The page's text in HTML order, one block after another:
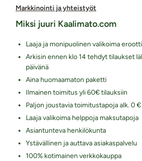
Markkinointi ja yhteistyöt
Miksi juuri Kaalimato.com
Laaja ja monipuolinen valikoima
Arkisin ennen klo 14 tehdyt tilaukset
päivänä
Aina huomaamaton paketti
Ilmainen toimitus yli 60€ tilauksiin
Paljon joustavia toimitustapoja alk. 0 €
Laaja valikoima helppoja maksutapoja
Asiantunteva henkilökunta
Ystävällinen ja auttava asiakaspalvelu
100% kotimainen verkkokauppa